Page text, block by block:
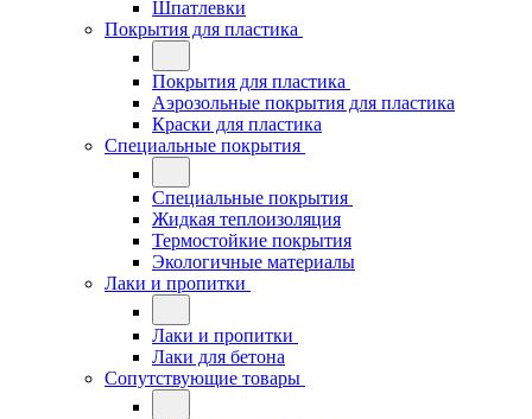
Шпатлевки
Покрытия для пластика
Покрытия для пластика
Аэрозольные покрытия для пластика
Краски для пластика
Специальные покрытия
Специальные покрытия
Жидкая теплоизоляция
Термостойкие покрытия
Экологичные материалы
Лаки и пропитки
Лаки и пропитки
Лаки для бетона
Сопутствующие товары